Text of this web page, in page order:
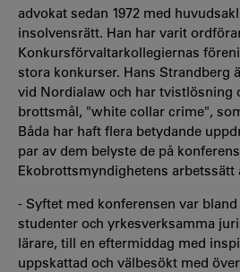
advokat sedan 1972 med
insolvensrätt. Han har varit
Konkursförvaltarkollegiernas
stora konkurser. Hans Strandberg
vid Nordialaw och har tvistlösning
brottsmål, "white collar crime",
Båda har haft flera betydande
par av dem belyste de på
Ekobrottsmyndighetens arbetssätt
- Syftet med konferensen var
studenter och yrkesverksamma
lärare, till en eftermiddag med
uppskattad och välbesökt med